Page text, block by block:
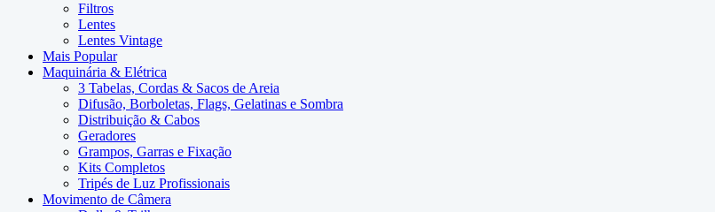
Filtros
Lentes
Lentes Vintage
Mais Popular
Maquinária & Elétrica
3 Tabelas, Cordas & Sacos de Areia
Difusão, Borboletas, Flags, Gelatinas e Sombra
Distribuição & Cabos
Geradores
Grampos, Garras e Fixação
Kits Completos
Tripés de Luz Profissionais
Movimento de Câmera